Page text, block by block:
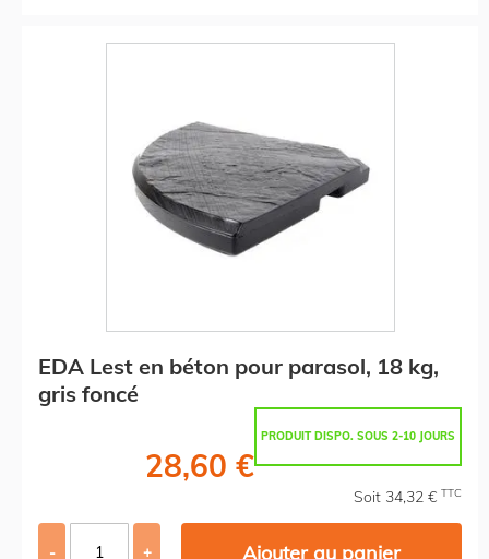
EDA Lest en béton pour parasol, 18 kg,
gris foncé
PRODUIT DISPO. SOUS 2-10 JOURS
28,60 €
Soit 34,32 € TTC
- + Ajouter au panier